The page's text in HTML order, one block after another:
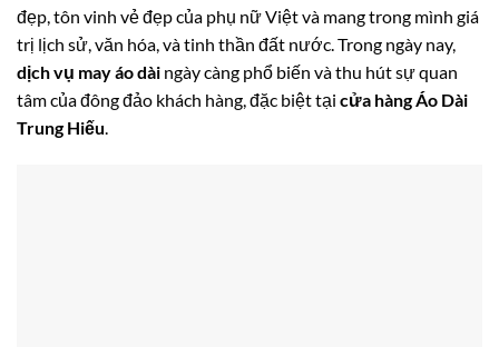
đẹp, tôn vinh vẻ đẹp của phụ nữ Việt và mang trong mình giá
trị lịch sử, văn hóa, và tinh thần đất nước. Trong ngày nay,
dịch vụ may áo dài ngày càng phổ biến và thu hút sự quan
tâm của đông đảo khách hàng, đặc biệt tại cửa hàng Áo Dài
Trung Hiếu.